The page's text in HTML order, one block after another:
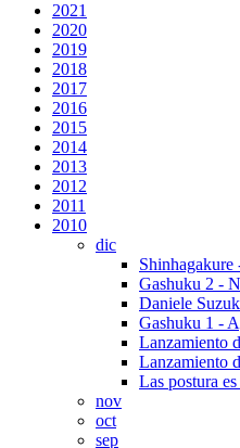
2021
2020
2019
2018
2017
2016
2015
2014
2013
2012
2011
2010
dic
Gashuku 2 -
Daniele
Gashuku 1 -
Lanzamiento
Lanzamiento
Las postura
nov
oct
sep